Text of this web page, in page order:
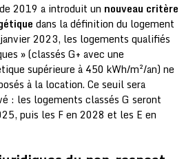
2019 a introduit un nouveau critère
dans la définition du logement
2023, les logements qualifiés
» (classés G+ avec une
supérieure à 450 kWh/m²/an) ne
à la location. Ce seuil sera
: les logements classés G seront
puis les F en 2028 et les E en